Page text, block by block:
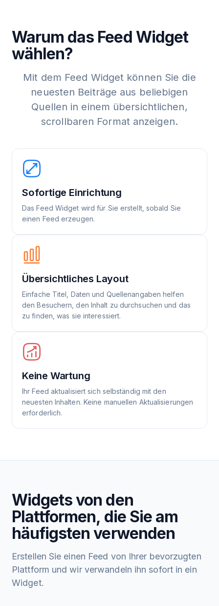
Warum das Feed Widget
wählen?
Mit dem Feed Widget können Sie die
neuesten Beiträge aus beliebigen
Quellen in einem übersichtlichen,
scrollbaren Format anzeigen.
Sofortige Einrichtung
Das Feed Widget wird für Sie erstellt, sobald Sie
einen Feed erzeugen.
Übersichtliches Layout
Einfache Titel, Daten und Quellenangaben helfen
den Besuchern, den Inhalt zu durchsuchen und das
zu finden, was sie interessiert.
Keine Wartung
Ihr Feed aktualisiert sich selbständig mit den
neuesten Inhalten. Keine manuellen Aktualisierungen
erforderlich.
Widgets von den
Plattformen, die Sie am
häufigsten verwenden
Erstellen Sie einen Feed von Ihrer bevorzugten
Plattform und wir verwandeln ihn sofort in ein
Widget.